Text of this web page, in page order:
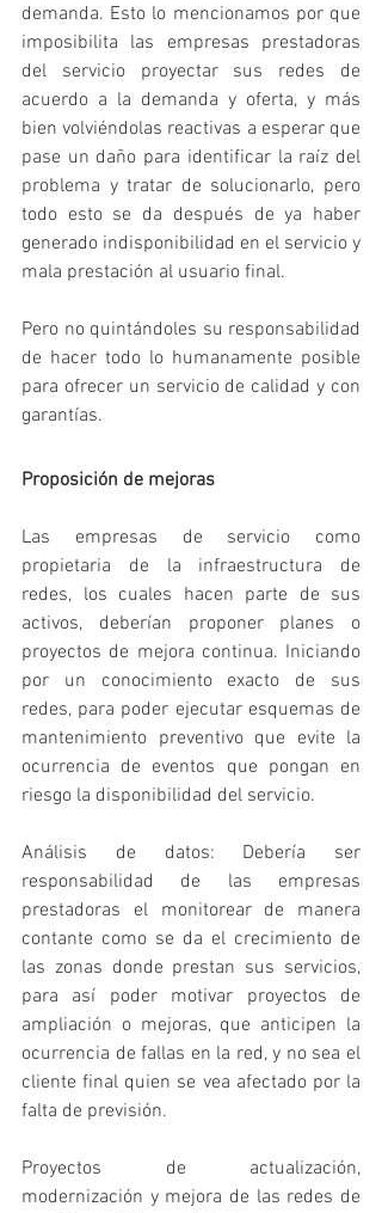
demanda. Esto lo mencionamos por que
imposibilita las empresas prestadoras
del servicio proyectar sus redes de
acuerdo a la demanda y oferta, y más
bien volviéndolas reactivas a esperar que
pase un daño para identificar la raíz del
problema y tratar de solucionarlo, pero
todo esto se da después de ya haber
generado indisponibilidad en el servicio y
mala prestación al usuario final.
Pero no quintándoles su responsabilidad
de hacer todo lo humanamente posible
para ofrecer un servicio de calidad y con
garantías.
Proposición de mejoras
Las empresas de servicio como
propietaria de la infraestructura de
redes, los cuales hacen parte de sus
activos, deberían proponer planes o
proyectos de mejora continua. Iniciando
por un conocimiento exacto de sus
redes, para poder ejecutar esquemas de
mantenimiento preventivo que evite la
ocurrencia de eventos que pongan en
riesgo la disponibilidad del servicio.
Análisis de datos: Debería ser
responsabilidad de las empresas
prestadoras el monitorear de manera
contante como se da el crecimiento de
las zonas donde prestan sus servicios,
para así poder motivar proyectos de
ampliación o mejoras, que anticipen la
ocurrencia de fallas en la red, y no sea el
cliente final quien se vea afectado por la
falta de previsión.
Proyectos de actualización,
modernización y mejora de las redes de